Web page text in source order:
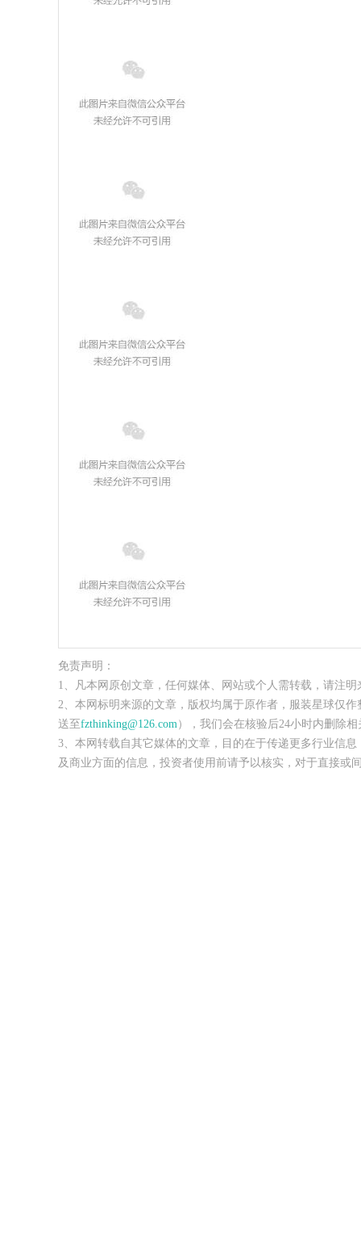
免责声明：
1、凡本网原创文章，任何媒体、网站或个人需转载，请注明
2、本网标明来源的文章，版权均属于原作者，服装星球仅
送至fzthinking@126.com），我们会在核验后24小时内删除
3、本网转载自其它媒体的文章，目的在于传递更多行业信
及商业方面的信息，投资者使用前请予以核实，对于直接或